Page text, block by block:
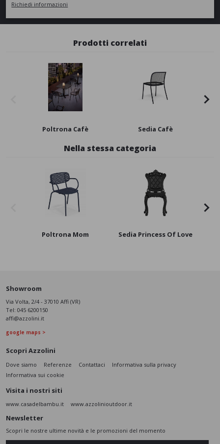
Richiedi informazioni
Prodotti correlati
Poltrona Cafè Sedia Cafè
Nella stessa categoria
Poltrona Mom Sedia Princess Of Love
Showroom
Via Volta, 2/4 - 37010 Affi (VR)
Tel: 045 6200150
affi@azzolini.it
google maps >
Scopri Azzolini
Dove siamo Referenze Contattaci
Informativa sulla privacy
Informativa sui cookie
Visita i nostri siti
www.casadelbambu.it www.azzolinioutdoor.it
Newsletter
Scopri le nostre ultime novità e le promozioni del momento